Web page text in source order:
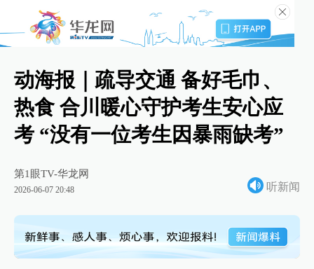
动海报｜疏导交通 备好毛巾、
热食 合川暖心守护考生安心应
考 “没有一位考生因暴雨缺考”
第1眼TV-华龙网
2026-06-07 20:48 听新闻